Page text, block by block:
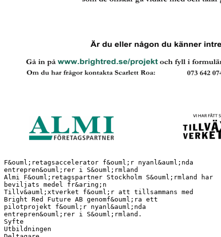
F&ouml;retagsaccelerator f&ouml;r nyanl&auml;nda
entrepren&ouml;rer i S&ouml;rmland
Almi F&ouml;retagspartner Stockholm S&ouml;rmland har
beviljats medel fr&aring;n
Tillv&auml;xtverket f&ouml;r att tillsammans med
Bright Red Future AB genomf&ouml;ra ett
pilotprojekt f&ouml;r nyanl&auml;nda
entrepren&ouml;rer i S&ouml;rmland.
Syfte
Utbildningen